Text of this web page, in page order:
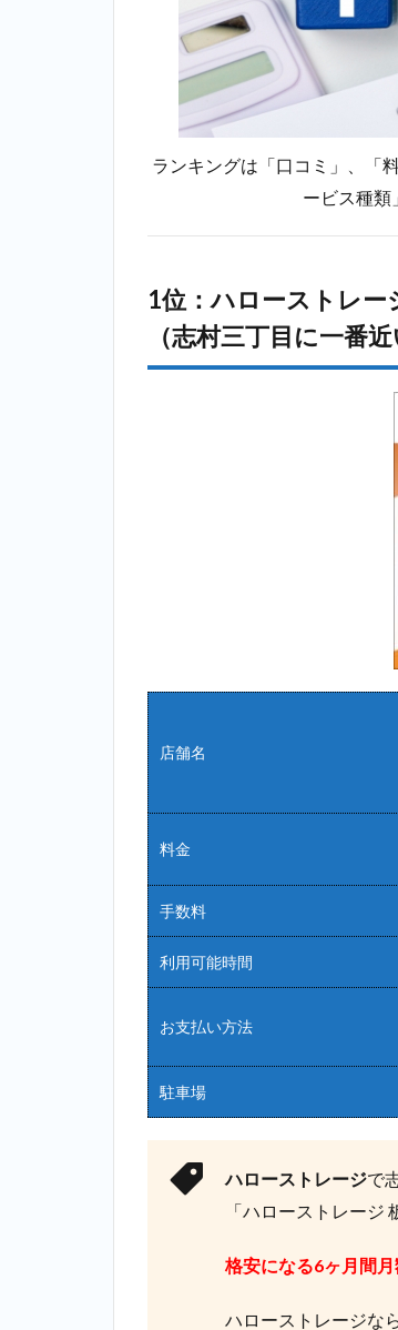
ランキングは「口コミ」、「
ービス種類
1位：ハローストレ
（志村三丁目に一番近
店舗名
料金
手数料
利用可能時間
お支払い方法
駐車場
ハローストレージで
「ハローストレージ
格安になる6ヶ月間
ハローストレージな